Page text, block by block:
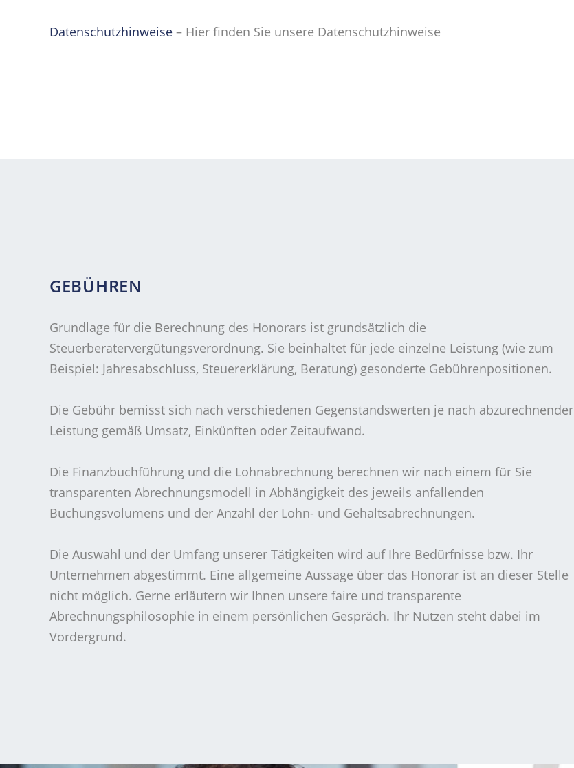
Datenschutzhinweise – Hier finden Sie unsere Datenschutzhinweise
GEBÜHREN
Grundlage für die Berechnung des Honorars ist grundsätzlich die
Steuerberatervergütungsverordnung. Sie beinhaltet für jede einzelne Leistung (wie zum
Beispiel: Jahresabschluss, Steuererklärung, Beratung) gesonderte Gebührenpositionen.
Die Gebühr bemisst sich nach verschiedenen Gegenstandswerten je nach abzurechnender
Leistung gemäß Umsatz, Einkünften oder Zeitaufwand.
Die Finanzbuchführung und die Lohnabrechnung berechnen wir nach einem für Sie
transparenten Abrechnungsmodell in Abhängigkeit des jeweils anfallenden
Buchungsvolumens und der Anzahl der Lohn- und Gehaltsabrechnungen.
Die Auswahl und der Umfang unserer Tätigkeiten wird auf Ihre Bedürfnisse bzw. Ihr
Unternehmen abgestimmt. Eine allgemeine Aussage über das Honorar ist an dieser Stelle
nicht möglich. Gerne erläutern wir Ihnen unsere faire und transparente
Abrechnungsphilosophie in einem persönlichen Gespräch. Ihr Nutzen steht dabei im
Vordergrund.